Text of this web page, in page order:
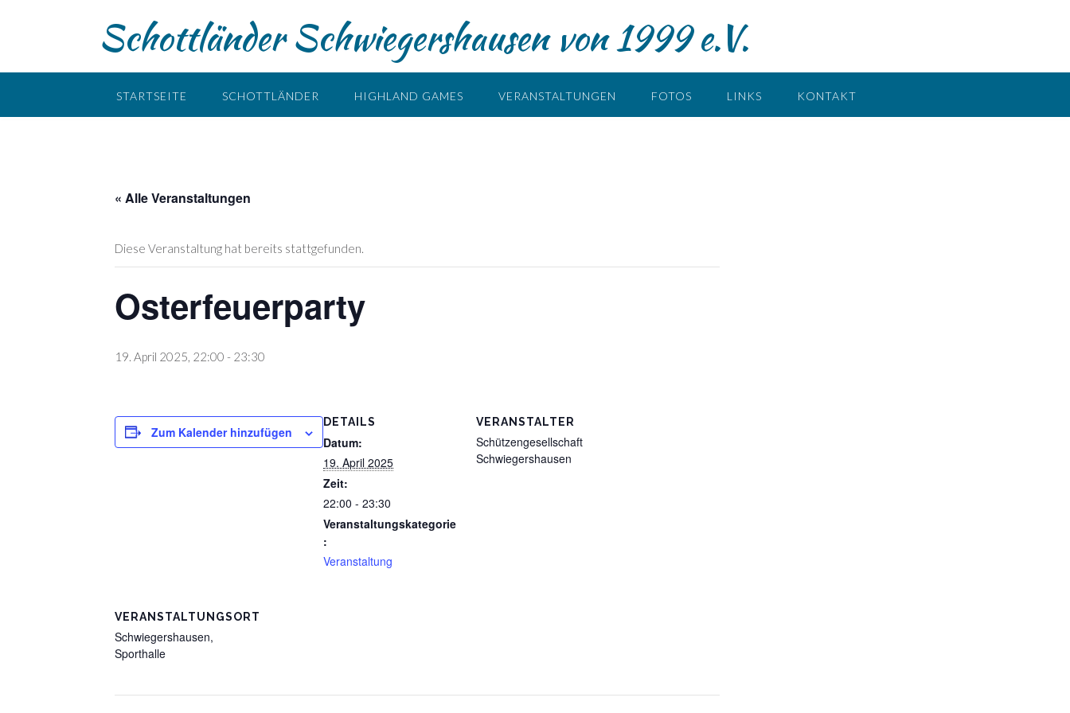
Schottländer Schwiegershausen von 1999 e.V.
STARTSEITE SCHOTTLÄNDER HIGHLAND GAMES VERANSTALTUNGEN FOTOS LINKS KONTAKT
« Alle Veranstaltungen
Diese Veranstaltung hat bereits stattgefunden.
Osterfeuerparty
19. April 2025, 22:00 - 23:30
Zum Kalender hinzufügen
DETAILS
Datum:
19. April 2025
Zeit:
22:00 - 23:30
Veranstaltungskategorie
:
Veranstaltung
VERANSTALTER
Schützengesellschaft
Schwiegershausen
VERANSTALTUNGSORT
Schwiegershausen,
Sporthalle